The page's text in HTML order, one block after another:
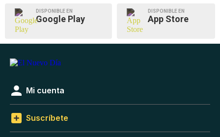
DISPONIBLE EN
Google Play
DISPONIBLE EN
App Store
Mi cuenta
Suscríbete